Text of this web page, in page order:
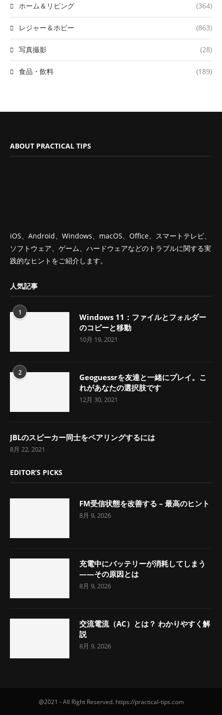
ホーム＆リビング (364)
レジャー＆ホビー (863)
写真撮影 (28)
食品・飲料 (189)
ABOUT PRACTICAL TIPS
iOS、Android、Windows、macOS、Office、スマートテレビ、
ソフトウェア、ゲーム、ハードウェアなどのトラブルに関する実
践的なヒントをご紹介します。
人気記事
1
Windows 11：ファイルとフォルダー
のコピーと移動
10月 19, 2021
2
Geoguessrを友達と一緒にプレイ。こ
れがあなたの選択肢です
12月 30, 2021
JBLのスピーカー同士をペアリングするには
8月 22, 2021
EDITOR’S PICKS
FM受信状態を改善する – 最高のヒント
8月 9, 2026
充電中にバッテリーが消耗してしまう
――その原因とは
8月 9, 2026
交流電流（AC）とは？ わかりやすく解
説
8月 9, 2026
@2021 - All Right Reserved. https://practical-tips.com